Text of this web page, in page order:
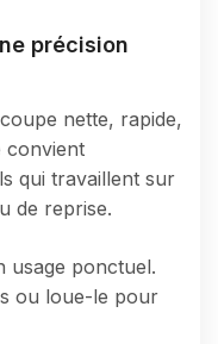
précision
nette, rapide,
convient
qui travaillent sur
de reprise.
usage ponctuel.
ou loue-le pour